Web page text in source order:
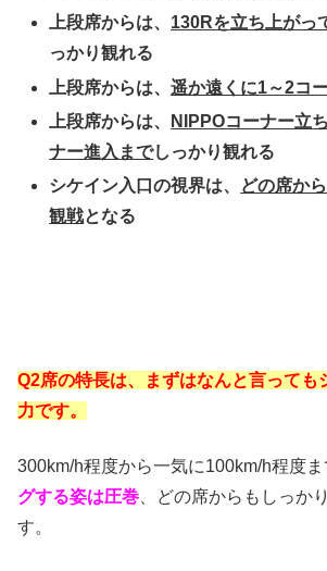
上段席からは、 130Rを立ち上がっ
っかり観れる
上段席からは、遥か遠くに1～2コ
上段席からは、
NIPPOコーナー立
ナー進入までしっかり観れる
シケイン入口の視界は、
どの席か
観戦となる
Q2席の特長は、まずはなんと言っても
力です。
300km/h程度から一気に100km/h程度ま
グする姿は圧巻 、どの席からもしっか
す。